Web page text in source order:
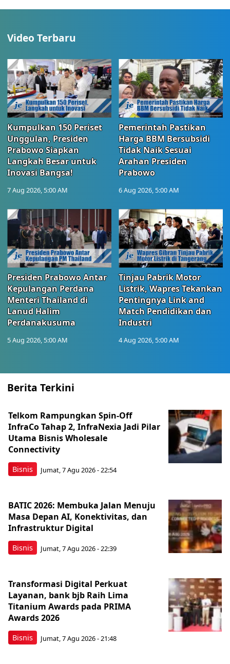
Video Terbaru
Kumpulkan 150 Periset
Unggulan, Presiden
Prabowo Siapkan
Langkah Besar untuk
Inovasi Bangsa!
7 Aug 2026, 5:00 AM
Pemerintah Pastikan
Harga BBM Bersubsidi
Tidak Naik Sesuai
Arahan Presiden
Prabowo
6 Aug 2026, 5:00 AM
Presiden Prabowo Antar
Kepulangan Perdana
Menteri Thailand di
Lanud Halim
Perdanakusuma
5 Aug 2026, 5:00 AM
Tinjau Pabrik Motor
Listrik, Wapres Tekankan
Pentingnya Link and
Match Pendidikan dan
Industri
4 Aug 2026, 5:00 AM
Berita Terkini
Bisnis
Telkom Rampungkan Spin-Off
InfraCo Tahap 2, InfraNexia Jadi Pilar
Utama Bisnis Wholesale
Connectivity
Jumat, 7 Agu 2026 - 22:54
Bisnis
BATIC 2026: Membuka Jalan Menuju
Masa Depan AI, Konektivitas, dan
Infrastruktur Digital
Jumat, 7 Agu 2026 - 22:39
Bisnis
Transformasi Digital Perkuat
Layanan, bank bjb Raih Lima
Titanium Awards pada PRIMA
Awards 2026
Jumat, 7 Agu 2026 - 21:48